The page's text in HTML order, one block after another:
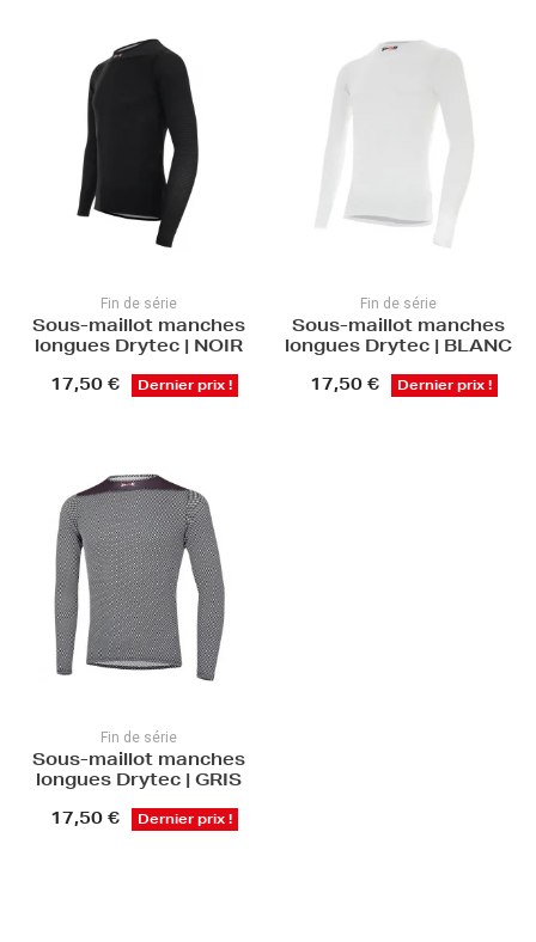
Fin de série
Sous-maillot manches
longues Drytec | NOIR
17,50 € Dernier prix !
Fin de série
Sous-maillot manches
longues Drytec | BLANC
17,50 € Dernier prix !
Fin de série
Sous-maillot manches
longues Drytec | GRIS
17,50 € Dernier prix !